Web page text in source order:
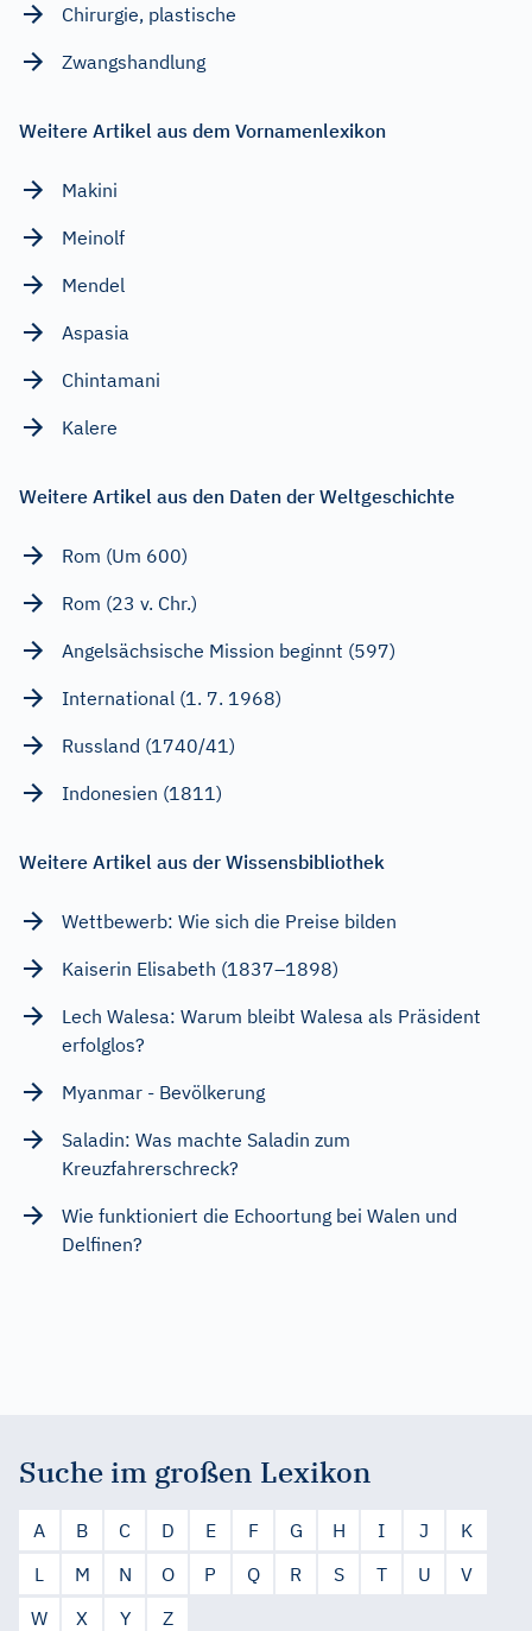
Chirurgie, plastische
Zwangshandlung
Weitere Artikel aus dem Vornamenlexikon
Makini
Meinolf
Mendel
Aspasia
Chintamani
Kalere
Weitere Artikel aus den Daten der Weltgeschichte
Rom (Um 600)
Rom (23 v. Chr.)
Angelsächsische Mission beginnt (597)
International (1. 7. 1968)
Russland (1740/41)
Indonesien (1811)
Weitere Artikel aus der Wissensbibliothek
Wettbewerb: Wie sich die Preise bilden
Kaiserin Elisabeth (1837–1898)
Lech Walesa: Warum bleibt Walesa als Präsident
erfolglos?
Myanmar - Bevölkerung
Saladin: Was machte Saladin zum
Kreuzfahrerschreck?
Wie funktioniert die Echoortung bei Walen und
Delfinen?
Suche im großen Lexikon
A B C D E F G H I J
K
L
M N O P Q R S T U
V
W
X Y Z